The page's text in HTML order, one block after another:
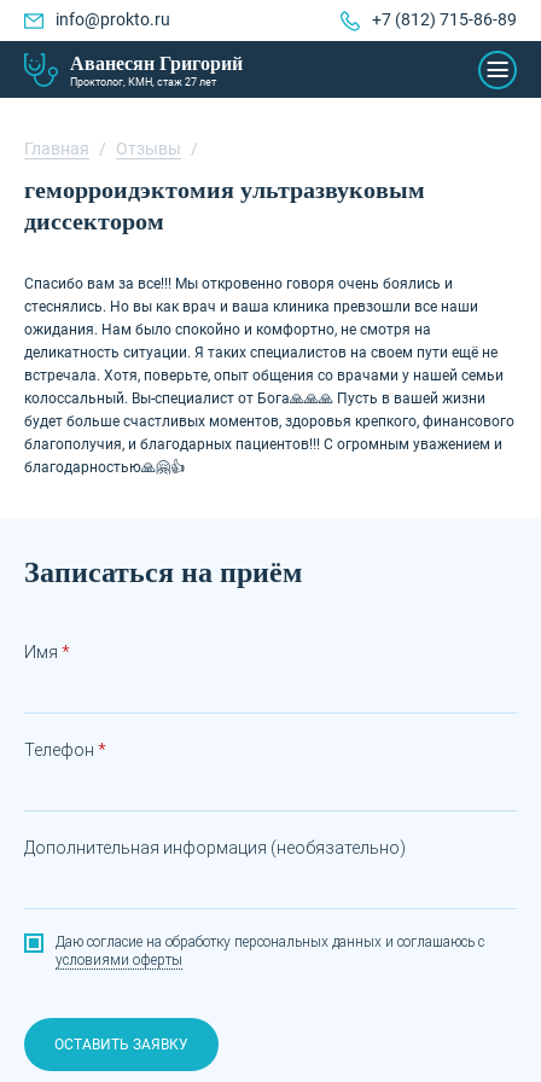
info@prokto.ru +7 (812) 715-86-89
Аванесян Григорий
Проктолог, КМН, стаж 27 лет
Главная / Отзывы /
геморроидэктомия ультразвуковым
диссектором
Спасибо вам за все!!! Мы откровенно говоря очень боялись и
стеснялись. Но вы как врач и ваша клиника превзошли все наши
ожидания. Нам было спокойно и комфортно, не смотря на
деликатность ситуации. Я таких специалистов на своем пути ещё не
встречала. Хотя, поверьте, опыт общения со врачами у нашей семьи
колоссальный. Вы-специалист от Бога🙏🙏🙏 Пусть в вашей жизни
будет больше счастливых моментов, здоровья крепкого, финансового
благополучия, и благодарных пациентов!!! С огромным уважением и
благодарностью🙏🤗👍
Записаться на приём
Имя
Телефон
Дополнительная информация (необязательно)
Даю согласие на обработку персональных данных и соглашаюсь с
условиями оферты
ОСТАВИТЬ ЗАЯВКУ